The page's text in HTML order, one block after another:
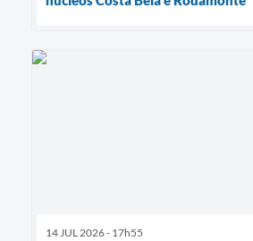
14 JUL 2026 - 17h55